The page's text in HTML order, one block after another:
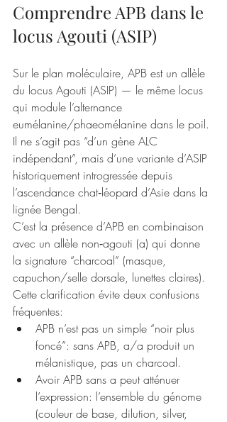
Comprendre APB dans le
locus Agouti (ASIP)
Sur le plan moléculaire, APB est un allèle
du locus Agouti (ASIP) — le même locus
qui module l’alternance
eumélanine/phaeomélanine dans le poil.
Il ne s’agit pas “d’un gène ALC
indépendant”, mais d’une variante d’ASIP
historiquement introgressée depuis
l’ascendance chat‑léopard d’Asie dans la
lignée Bengal.
C’est la présence d’APB en combinaison
avec un allèle non‑agouti (a) qui donne
la signature “charcoal” (masque,
capuchon/selle dorsale, lunettes claires).
Cette clarification évite deux confusions
fréquentes:
APB n’est pas un simple “noir plus
foncé”: sans APB, a/a produit un
mélanistique, pas un charcoal.
Avoir APB sans a peut atténuer
l’expression: l’ensemble du génome
(couleur de base, dilution, silver,